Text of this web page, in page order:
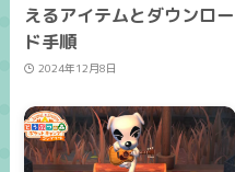
えるアイテムとダウンロー
ド手順
2024年12月8日